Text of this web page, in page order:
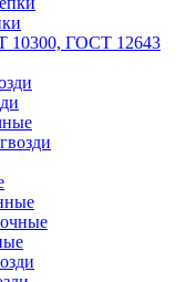
10300, ГОСТ 12643